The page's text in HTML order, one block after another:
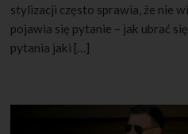
stylizacji często sprawia, że nie
pojawia się pytanie – jak ubrać
pytania jaki […]